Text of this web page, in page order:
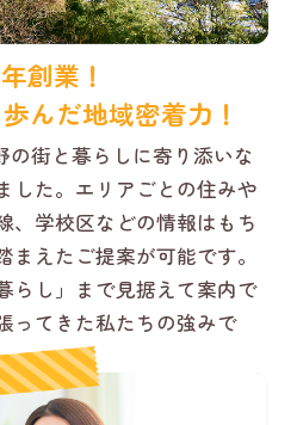
創業！
んだ地域密着力！
の街と暮らしに寄り添いな
した。エリアごとの住みや
、学校区などの情報はもち
えたご提案が可能です。
らし」まで見据えて案内で
ってきた私たちの強みで